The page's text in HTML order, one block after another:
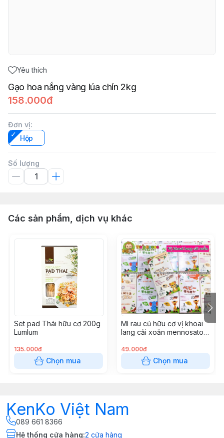
Yêu thích
Gạo hoa nắng vàng lúa chín 2kg
158.000đ
Đơn vị:
Hộp
Số lượng
Các sản phẩm, dịch vụ khác
Set pad Thái hữu cơ 200g
Lumlum
135.000đ
Chọn mua
Mì rau củ hữu cơ vị khoai
lang cải xoăn mennosato
49.000đ
Chọn mua
KenKo Việt Nam
089 661 8366
Hệ thống cửa hàng:2 cửa hàng